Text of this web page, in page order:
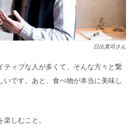
日出真司さん
ティブな人が多くて、そんな方々と繋
いです。あと、食べ物が本当に美味し
しむこと。